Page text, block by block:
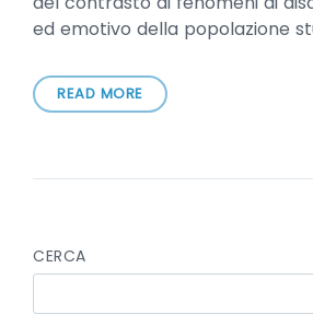
ed emotivo della popolazione
READ MORE
CERCA